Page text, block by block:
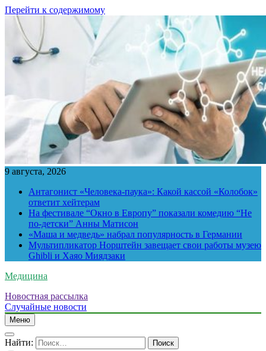
Перейти к содержимому
9 августа, 2026
Антагонист «Человека-паука»: Какой кассой «Колобок»
ответит хейтерам
На фестивале “Окно в Европу” показали комедию “Не
по-детски” Анны Матисон
«Маша и медведь» набрал популярность в Германии
Мультипликатор Норштейн завещает свои работы музею
Ghibli и Хаяо Миядзаки
Медицина
Новостная рассылка
Случайные новости
Меню
Найти: